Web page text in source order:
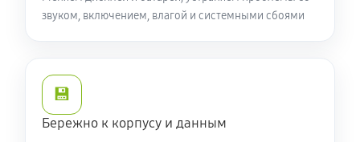
звуком, включением, влагой и системными сбоями
💾
Бережно к корпусу и данным